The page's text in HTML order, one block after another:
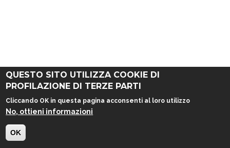
QUESTO SITO UTILIZZA COOKIE DI
PROFILAZIONE DI TERZE PARTI
Cliccando OK in questa pagina acconsenti al loro utilizzo
No, ottieni informazioni
OK